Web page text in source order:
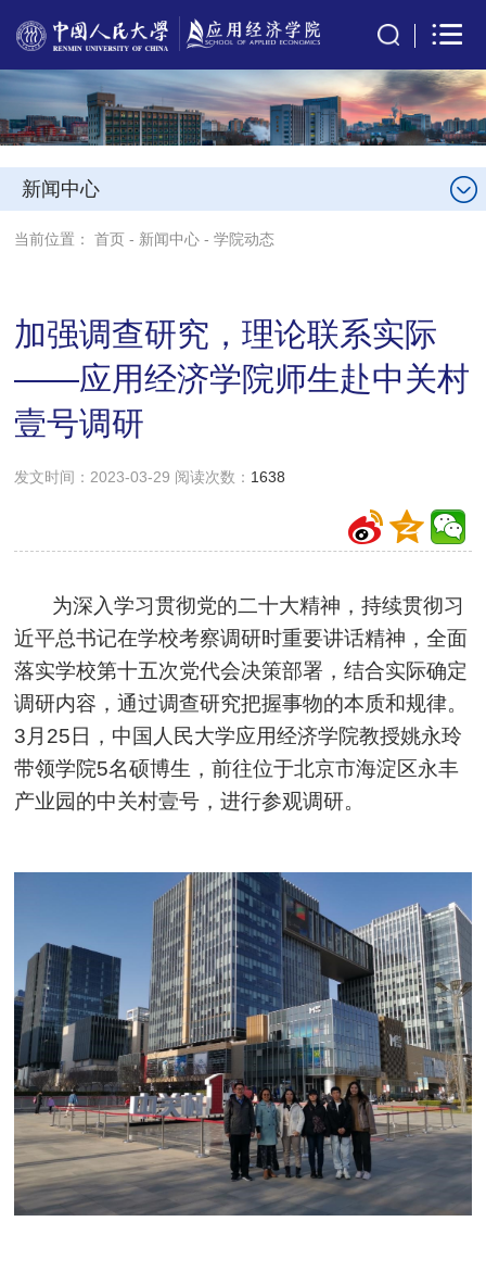
新闻中心
当前位置：首页 - 新闻中心 -学院动态
加强调查研究，理论联系实际
——应用经济学院师生赴中关村
壹号调研
发文时间：2023-03-29 阅读次数： 1638
为深入学习贯彻党的二十大精神，持续贯彻习
近平总书记在学校考察调研时重要讲话精神，全面
落实学校第十五次党代会决策部署，结合实际确定
调研内容，通过调查研究把握事物的本质和规律。
3月25日，中国人民大学应用经济学院教授姚永玲
带领学院5名硕博生，前往位于北京市海淀区永丰
产业园的中关村壹号，进行参观调研。